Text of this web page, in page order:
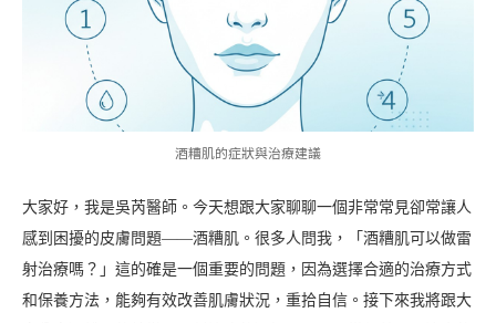
酒糟肌的症狀與治療建議
大家好，我是吳芮醫師。今天想跟大家聊聊一個非常常見卻常讓人
感到困擾的皮膚問題——酒糟肌。很多人問我，「酒糟肌可以做雷
射治療嗎？」這的確是一個重要的問題，因為選擇合適的治療方式
和保養方法，能夠有效改善肌膚狀況，重拾自信。接下來我將跟大